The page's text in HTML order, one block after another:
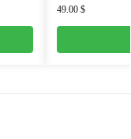
49.00 $